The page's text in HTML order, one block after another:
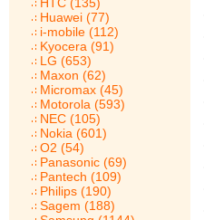
Huawei (77)
i-mobile (112)
Kyocera (91)
LG (653)
Maxon (62)
Micromax (45)
Motorola (593)
NEC (105)
Nokia (601)
O2 (54)
Panasonic (69)
Pantech (109)
Philips (190)
Sagem (188)